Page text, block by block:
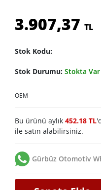
3.907,37 TL
Stok Kodu:
Stok Durumu: Stokta Var
OEM
Bu ürünü aylık 452.18 TL
ile satın alabilirsiniz.
Gürbüz Otomotiv